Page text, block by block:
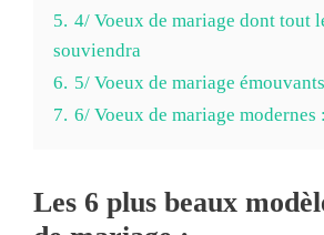
5. 4/ Voeux de mariage dont tout
souviendra
6. 5/ Voeux de mariage émouvants
7. 6/ Voeux de mariage modernes :
Les 6 plus beaux